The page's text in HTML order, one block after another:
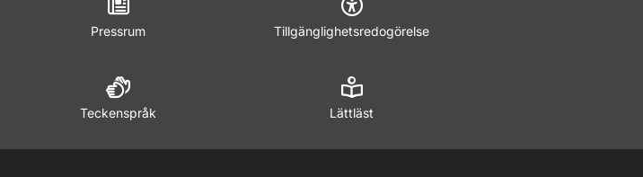
Pressrum Tillgänglighetsredogörelse
Teckenspråk Lättläst